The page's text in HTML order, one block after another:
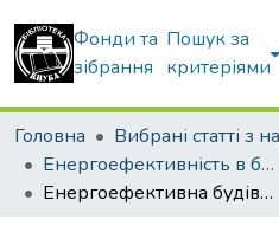
Фонди та
зібрання
Пошук за
критеріями
Головна
Енергоефективність в будівництві та архітектурі
Енергоефективна будівля школи в жаркому кліматі : основи проектування